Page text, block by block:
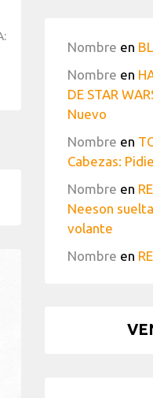
Nombre en
Nombre en
DE STAR
Nuevo
Nombre en
Cabezas:
Nombre en
Neeson
volante
Nombre en